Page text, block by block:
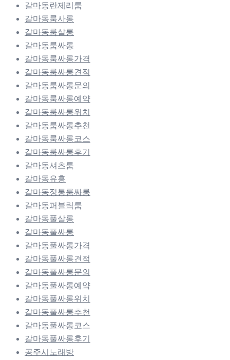
갈마동란제리룸
갈마동룸사롱
갈마동룸살롱
갈마동룸싸롱
갈마동룸싸롱가격
갈마동룸싸롱견적
갈마동룸싸롱문의
갈마동룸싸롱예약
갈마동룸싸롱위치
갈마동룸싸롱추천
갈마동룸싸롱코스
갈마동룸싸롱후기
갈마동셔츠룸
갈마동유흥
갈마동정통룸싸롱
갈마동퍼블릭룸
갈마동풀살롱
갈마동풀싸롱
갈마동풀싸롱가격
갈마동풀싸롱견적
갈마동풀싸롱문의
갈마동풀싸롱예약
갈마동풀싸롱위치
갈마동풀싸롱추천
갈마동풀싸롱코스
갈마동풀싸롱후기
공주시노래방